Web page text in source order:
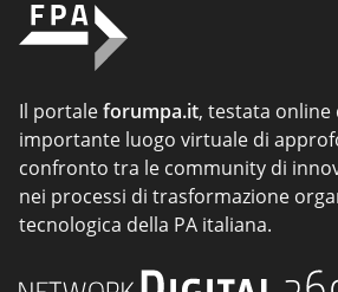
Il portaleforumpa.it, testata online
importante luogo virtuale di
confronto tra le community di
nei processi di trasformazione
tecnologica della PA italiana.